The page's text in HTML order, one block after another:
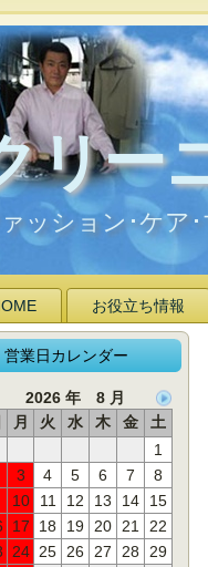
リー
ッション･ケア
お役立ち情報
営業日カレンダー
2026 年 8 月
月 火 水 木 金
土
1
3 4 5 6 7
8
10 11 12 13 14
15
17 18 19 20 21
22
24 25 26 27 28
29